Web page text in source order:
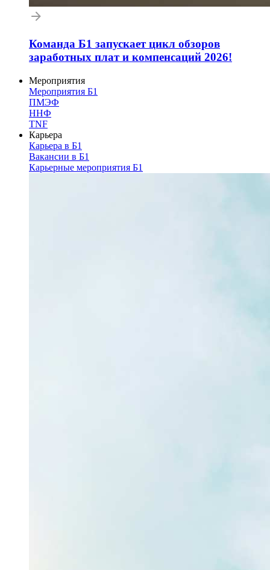
Команда Б1 запускает цикл обзоров
заработных плат и компенсаций 2026!
Мероприятия
Мероприятия Б1
ПМЭФ
ННФ
TNF
Карьера
Карьера в Б1
Вакансии в Б1
Карьерные мероприятия Б1